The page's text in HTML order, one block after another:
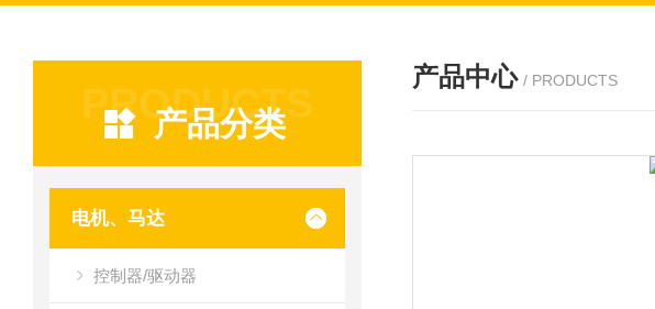
PRODUCTS
产品分类
电机、马达
控制器/驱动器
产品中心 / PRODUCTS